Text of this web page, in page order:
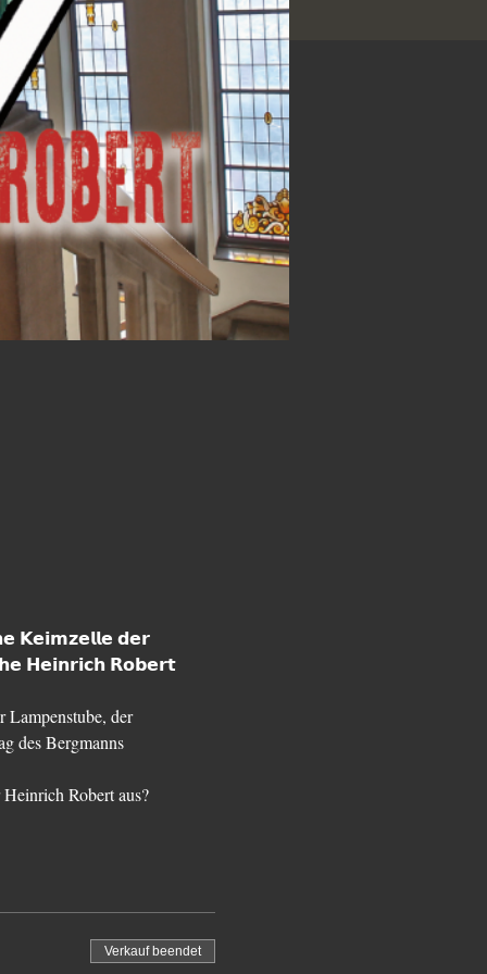
𝗞𝗲𝗶𝗺𝘇𝗲𝗹𝗹𝗲 𝗱𝗲𝗿
𝗛𝗲𝗶𝗻𝗿𝗶𝗰𝗵 𝗥𝗼𝗯𝗲𝗿𝘁
Lampenstube, der
des Bergmanns
Robert aus?
Verkauf beendet